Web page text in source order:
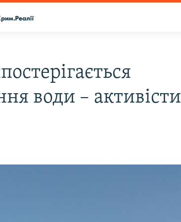
води – активісти